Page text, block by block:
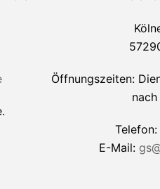
Öffnungszeiten:
E-Mail: